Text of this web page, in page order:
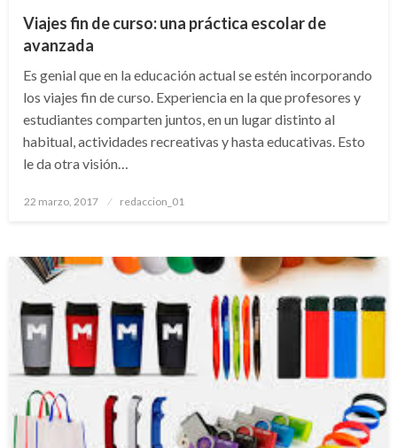
Viajes fin de curso: una práctica escolar de
avanzada
Es genial que en la educación actual se estén incorporando
los viajes fin de curso. Experiencia en la que profesores y
estudiantes comparten juntos, en un lugar distinto al
habitual, actividades recreativas y hasta educativas. Esto
le da otra visión…
Publicado
22 marzo, 2017 redaccion_01